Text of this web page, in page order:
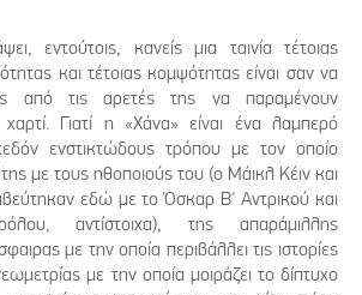
εντούτοις, κανείς μια ταινία τέτοιας
και τέτοιας κομψότητας είναι σαν να
από τις αρετές της να παραμένουν
Γιατί η «Χάνα» είναι ένα λαμπερό
ενστικτώδους τρόπου με τον οποίο
με τους ηθοποιούς του (ο Μάικλ Κέιν και
εδώ με το Όσκαρ Β' Αντρικού και
αντίστοιχα), της απαράμιλλης
με την οποία περιβάλλει τις ιστορίες
με την οποία μοιράζει το δίπτυχο